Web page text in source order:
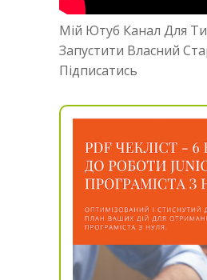
Мій Ютуб Канал Для
Запустити Власний
Підписатись